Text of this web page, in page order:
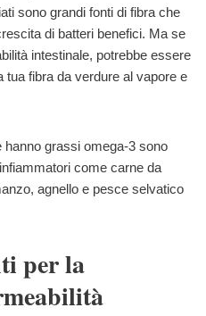
sono grandi fonti di fibra che
di batteri benefici. Ma se
intestinale, potrebbe essere
tua fibra da verdure al vapore e
grassi omega-3 sono
come carne da
agnello e pesce selvatico
per la